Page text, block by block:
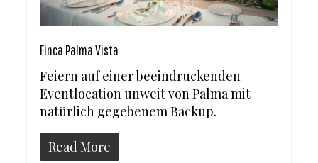
Finca Palma Vista
Feiern auf einer beeindruckenden
Eventlocation unweit von Palma mit
natürlich gegebenem Backup.
Read More